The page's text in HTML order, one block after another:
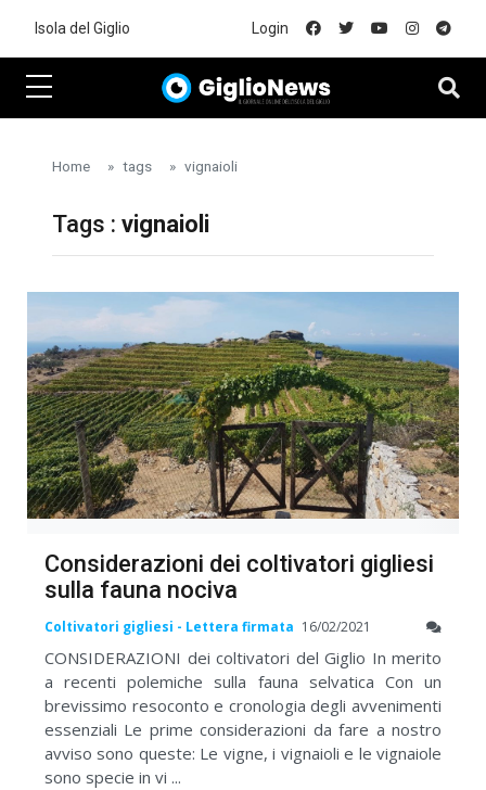
Isola del Giglio Login
Home tags vignaioli
Tags : vignaioli
Considerazioni dei coltivatori gigliesi
sulla fauna nociva
Coltivatori gigliesi - Lettera firmata 16/02/2021
CONSIDERAZIONI dei coltivatori del Giglio In merito
a recenti polemiche sulla fauna selvatica Con un
brevissimo resoconto e cronologia degli avvenimenti
essenziali Le prime considerazioni da fare a nostro
avviso sono queste: Le vigne, i vignaioli e le vignaiole
sono specie in vi ...